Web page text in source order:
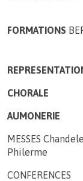
FORMATIONS
CHORALE
AUMONERIE
MESSES
Philerme
CONFERENCES